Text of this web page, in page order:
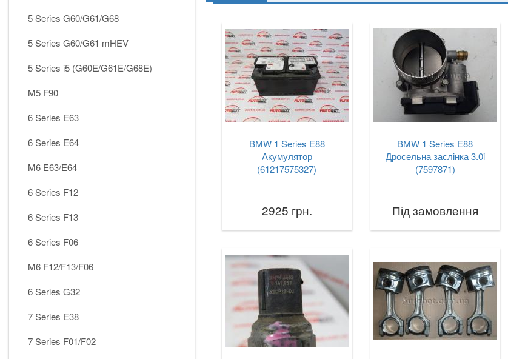
5 Series G60/G61/G68
5 Series G60/G61 mHEV
5 Series i5 (G60E/G61E/G68E)
M5 F90
6 Series E63
6 Series E64
M6 E63/E64
6 Series F12
6 Series F13
6 Series F06
M6 F12/F13/F06
6 Series G32
7 Series E38
7 Series F01/F02
BMW 1 Series E88
Акумулятор
(61217575327)
2925 грн.
BMW 1 Series E88
Дросельна заслінка 3.0i
(7597871)
Під замовлення